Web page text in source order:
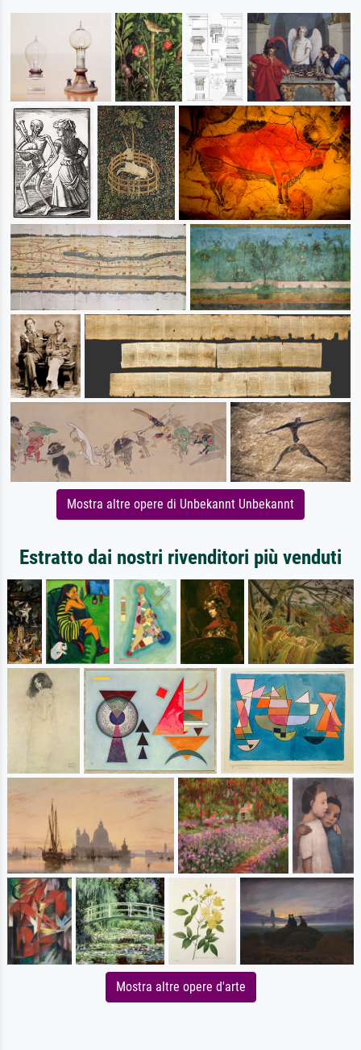
Mostra altre opere di Unbekannt Unbekannt
Estratto dai nostri rivenditori più venduti
Mostra altre opere d'arte